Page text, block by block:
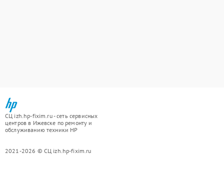
СЦ izh.hp-fixim.ru - сеть сервисных
центров в Ижевске по ремонту и
обслуживанию техники HP
2021-2026 © СЦ izh.hp-fixim.ru